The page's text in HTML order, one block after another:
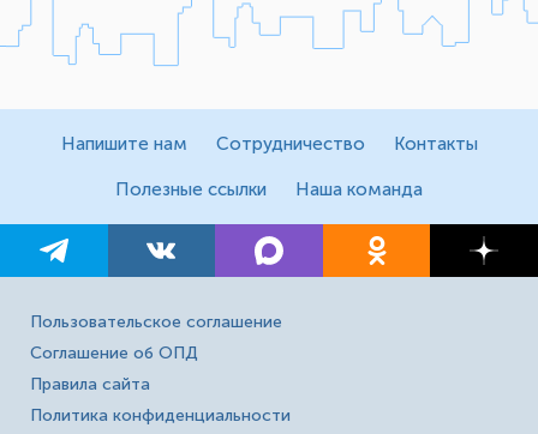
Напишите нам Сотрудничество Контакты
Полезные ссылки Наша команда
Пользовательское соглашение
Соглашение об ОПД
Правила сайта
Политика конфиденциальности